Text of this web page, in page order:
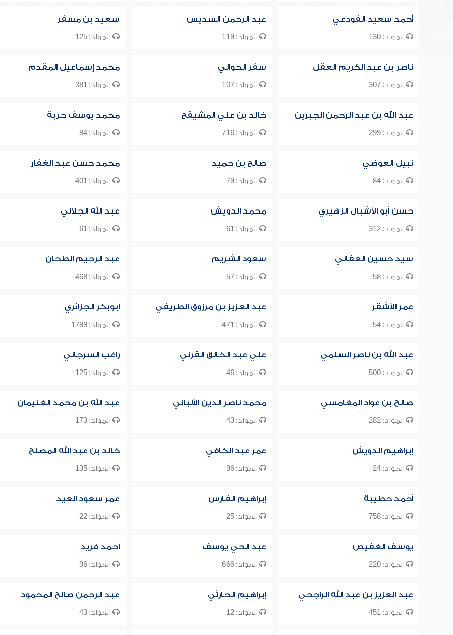
أحمد سعيد الفودعي
المواد: 130
عبد الرحمن السديس
المواد: 119
سعيد بن مسفر
المواد: 125
ناصر بن عبد الكريم العقل
المواد: 307
سفر الحوالي
المواد: 107
محمد إسماعيل المقدم
المواد: 381
عبد الله بن عبد الرحمن الجبرين
المواد: 299
خالد بن علي المشيقح
المواد: 716
محمد يوسف حربة
المواد: 84
نبيل العوضي
المواد: 84
صالح بن حميد
المواد: 79
محمد حسن عبد الغفار
المواد: 401
حسن أبو الأشبال الزهيري
المواد: 312
محمد الدويش
المواد: 61
عبد الله الجلالي
المواد: 61
سيد حسين العفاني
المواد: 58
سعود الشريم
المواد: 57
عبد الرحيم الطحان
المواد: 468
عمر الأشقر
المواد: 54
عبد العزيز بن مرزوق الطريفي
المواد: 471
أبوبكر الجزائري
المواد: 1789
عبد الله بن ناصر السلمي
المواد: 500
علي عبد الخالق القرني
المواد: 46
راغب السرجاني
المواد: 125
صالح بن عواد المغامسي
المواد: 282
محمد ناصر الدين الألباني
المواد: 43
عبد الله بن محمد الغنيمان
المواد: 173
إبراهيم الدويش
المواد: 24
عمر عبد الكافي
المواد: 96
خالد بن عبد الله المصلح
المواد: 135
أحمد حطيبة
المواد: 758
إبراهيم الفارس
المواد: 25
عمر سعود العيد
المواد: 22
يوسف الغفيص
المواد: 220
عبد الحي يوسف
المواد: 666
أحمد فريد
المواد: 96
عبد العزيز بن عبد الله الراجحي
المواد: 451
إبراهيم الحارثي
المواد: 12
عبد الرحمن صالح المحمود
المواد: 43